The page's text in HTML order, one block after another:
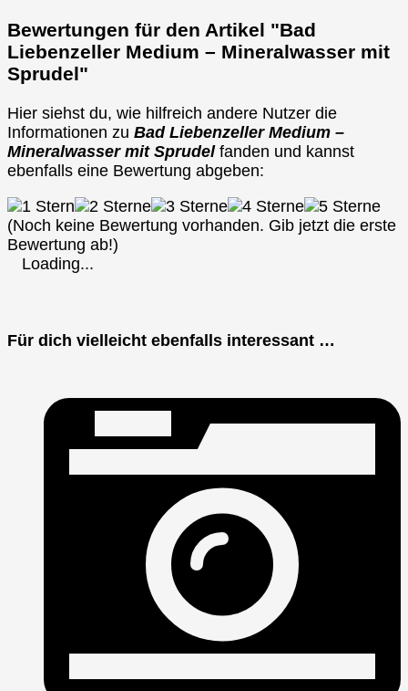
Bewertungen für den Artikel "Bad
Liebenzeller Medium – Mineralwasser mit
Sprudel"
Hier siehst du, wie hilfreich andere Nutzer die
Informationen zu Bad Liebenzeller Medium –
Mineralwasser mit Sprudelfanden und kannst
ebenfalls eine Bewertung abgeben:
(Noch keine Bewertung vorhanden. Gib jetzt die erste
Bewertung ab!)
Loading...
Für dich vielleicht ebenfalls interessant …